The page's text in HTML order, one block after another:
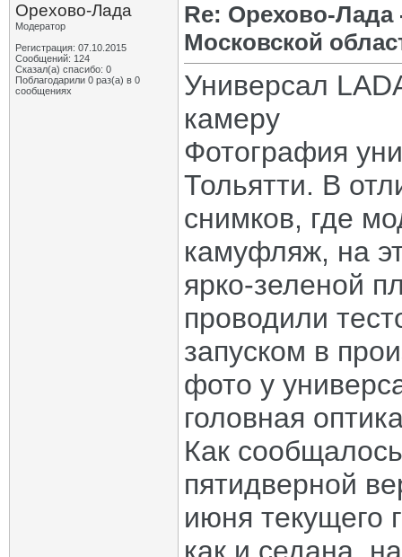
Орехово-Лада
Модератор
Регистрация: 07.10.2015
Сообщений: 124
Сказал(а) спасибо: 0
Поблагодарили 0 раз(а) в 0
сообщениях
Re: Орехово-
Московской
Универсал
камеру
Фотография
Тольятти. В
снимков, где
камуфляж, на
ярко-зеленой
проводили
запуском в
фото у
головная
Как
пятидверной
июня текущего